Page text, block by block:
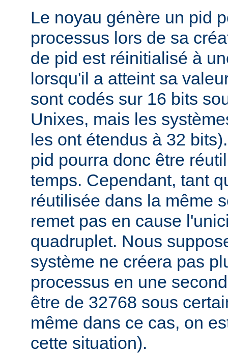
Le noyau génère un pid
processus lors de sa
de pid est réinitialisé à
lorsqu'il a atteint sa
sont codés sur 16 bits
Unixes, mais les
les ont étendus à 32
pid pourra donc être
temps. Cependant, tant
réutilisée dans la même
remet pas en cause
quadruplet. Nous
système ne créera pas
processus en une
être de 32768 sous
même dans ce cas, on
cette situation).